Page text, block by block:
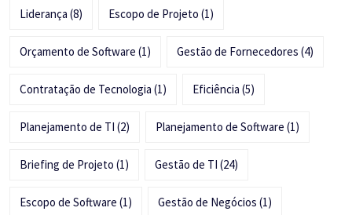
Liderança (8) Escopo de Projeto (1)
Orçamento de Software (1) Gestão de Fornecedores (4)
Contratação de Tecnologia (1) Eficiência (5)
Planejamento de TI (2) Planejamento de Software (1)
Briefing de Projeto (1) Gestão de TI (24)
Escopo de Software (1) Gestão de Negócios (1)